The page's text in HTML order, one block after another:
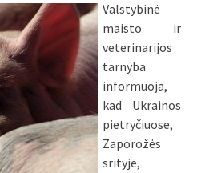
Valstybinė
maisto ir
veterinarijos
tarnyba
informuoja,
kad Ukrainos
pietryčiuose,
Zaporožės
srityje,